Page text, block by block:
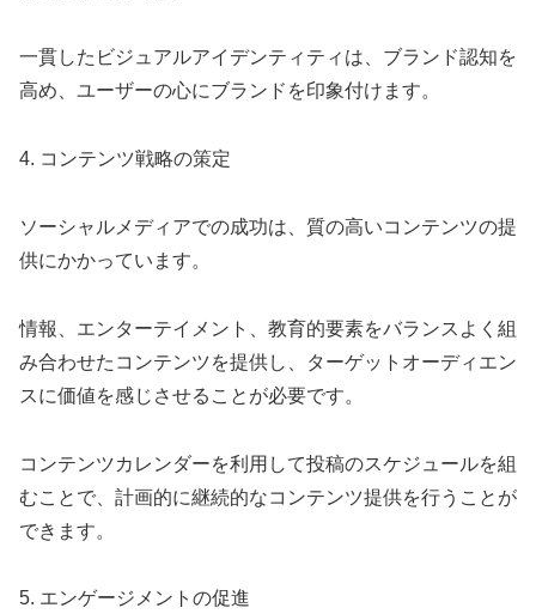
一貫したビジュアルアイデンティティは、ブランド認知を
高め、ユーザーの心にブランドを印象付けます。
4. コンテンツ戦略の策定
ソーシャルメディアでの成功は、質の高いコンテンツの提
供にかかっています。
情報、エンターテイメント、教育的要素をバランスよく組
み合わせたコンテンツを提供し、ターゲットオーディエン
スに価値を感じさせることが必要です。
コンテンツカレンダーを利用して投稿のスケジュールを組
むことで、計画的に継続的なコンテンツ提供を行うことが
できます。
5. エンゲージメントの促進